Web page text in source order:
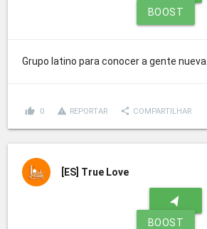
BOOST
Grupo latino para conocer a gente nueva.
thumb_up 0 report_problem REPORTAR share COMPARTILHAR
[ES] True Love
navigation
BOOST